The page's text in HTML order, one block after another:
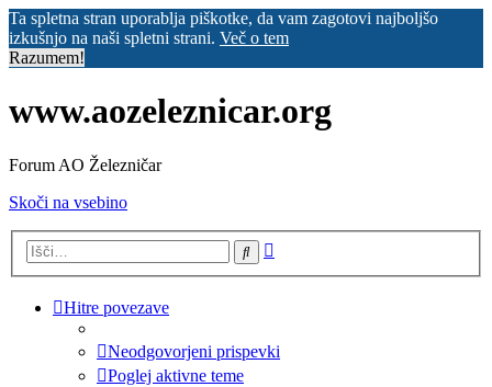
Ta spletna stran uporablja piškotke, da vam zagotovi najboljšo
izkušnjo na naši spletni strani. Več o tem
Razumem!
www.aozeleznicar.org
Forum AO Železničar
Skoči na vsebino
Iskanje
Hitre povezave
Neodgovorjeni prispevki
Poglej aktivne teme